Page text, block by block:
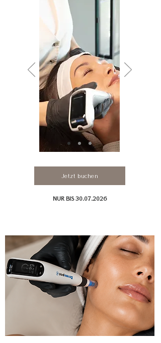
Jetzt buchen
NUR BIS30.07.2026